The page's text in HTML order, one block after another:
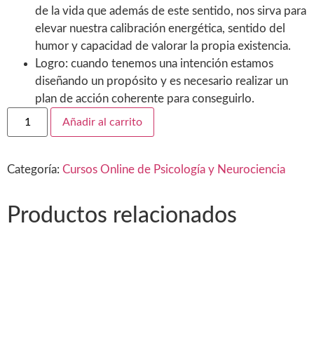
de la vida que además de este sentido, nos sirva para
elevar nuestra calibración energética, sentido del
humor y capacidad de valorar la propia existencia.
Logro: cuando tenemos una intención estamos
diseñando un propósito y es necesario realizar un
plan de acción coherente para conseguirlo.
Añadir al carrito
Categoría: Cursos Online de Psicología y Neurociencia
Productos relacionados